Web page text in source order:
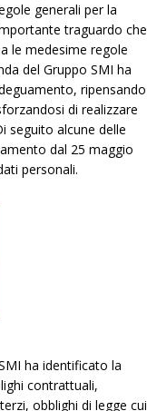
generali per la
traguardo che
le medesime regole
del Gruppo SMI ha
ripensando
di realizzare
seguito alcune delle
dal 25 maggio
personali.
ha identificato la
contrattuali,
obblighi di legge cui